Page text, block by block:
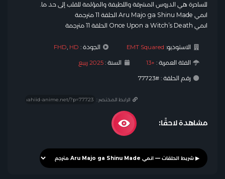
للساحرة هي الدروس المشرقة واللطيفة والمؤلمة للقلب إلى حد ما.
انمي Aru Majo ga Shinu Made الحلقة 11 مترجمة
انمي Once Upon a Witch’s Death الحلقة 11 مترجمة
الاستوديو: EMT Squared الجودة : FHD, HD
الفئة العمرية : +13 السنة : 2025 ربيع
رقم الحلقة : #77723
الرابط المختصر :
مشاهدة لاحقًا: